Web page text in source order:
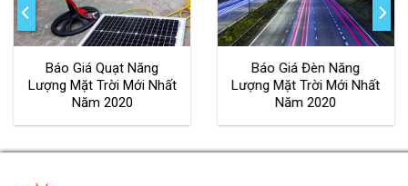
Giá Quạt Năng
Mặt Trời Mới Nhất
Năm 2020
Báo Giá Đèn Năng
Lượng Mặt Trời Mới Nhất
Năm 2020